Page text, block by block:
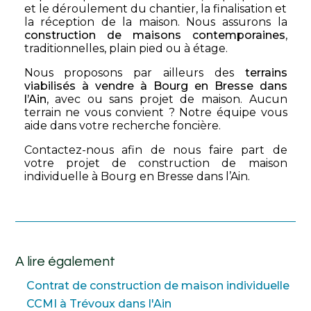
et le déroulement du chantier, la finalisation et
la réception de la maison. Nous assurons la
construction de maisons contemporaines,
traditionnelles, plain pied ou à étage.
Nous proposons par ailleurs des terrains
viabilisés à vendre à Bourg en Bresse dans
l’Ain, avec ou sans projet de maison. Aucun
terrain ne vous convient ? Notre équipe vous
aide dans votre recherche foncière.
Contactez-nous afin de nous faire part de
votre projet de construction de maison
individuelle à Bourg en Bresse dans l’Ain.
A lire également
Contrat de construction de maison individuelle
CCMI à Trévoux dans l'Ain